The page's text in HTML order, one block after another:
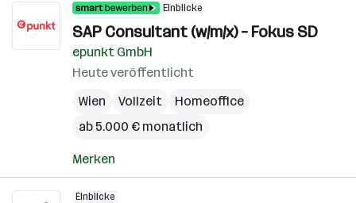
Einblicke
SAP Consultant (w/m/x) – Fokus SD
epunkt GmbH
Heute veröffentlicht
Wien
Vollzeit
Homeoffice
ab 5.000 € monatlich
Merken
Einblicke